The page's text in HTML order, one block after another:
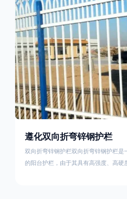
了的基础
遵化双向折弯锌钢护栏
双向折弯锌钢护栏双向折弯锌钢护栏是
的阳台护栏，由于其具有高强度、高硬